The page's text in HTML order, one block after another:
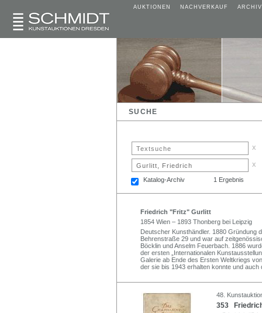
AUKTIONEN NACHVERKAUF ARCHIV
SUCHE
x
x
Katalog-Archiv 1 Ergebnis
Friedrich "Fritz" Gurlitt
1854 Wien – 1893 Thonberg bei Leipzig
Deutscher Kunsthändler. 1880 Gründung
Behrenstraße 29 und war auf
Böcklin und Anselm Feuerbach. 1886
der ersten „Internationalen
Galerie ab Ende des Ersten Weltkriegs
der sie bis 1943 erhalten konnte und auch
48.
353